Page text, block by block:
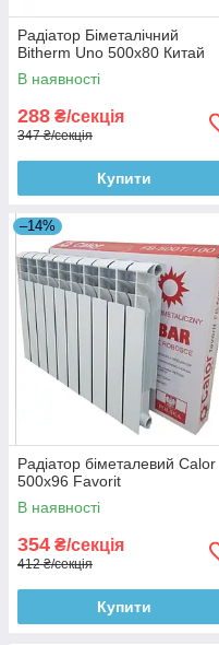
Радіатор Біметалічний
Bitherm Uno 500х80 Китай
В наявності
288 ₴/секція
347 ₴/секція
Купити
–14%
Радіатор біметалевий Calor
500x96 Favorit
В наявності
354 ₴/секція
412 ₴/секція
Купити